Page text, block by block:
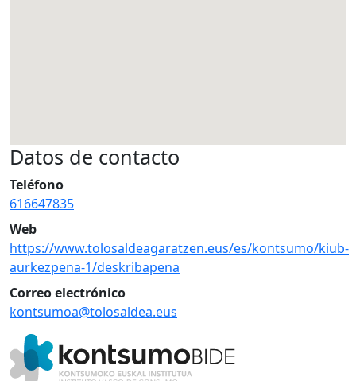
Datos de contacto
Teléfono
616647835
Web
https://www.tolosaldeagaratzen.eus/es/kontsumo/kiub-
aurkezpena-1/deskribapena
Correo electrónico
kontsumoa@tolosaldea.eus